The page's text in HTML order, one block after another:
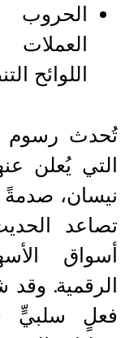
الحروب
اللوائح
تُحدث رسوم
التي يُعلن
نيسان، صدمةً
تصاعد
أسواق
الرقمية. وقد
فعلٍ سلبيٍّ